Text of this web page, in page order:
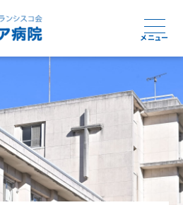
メニュー